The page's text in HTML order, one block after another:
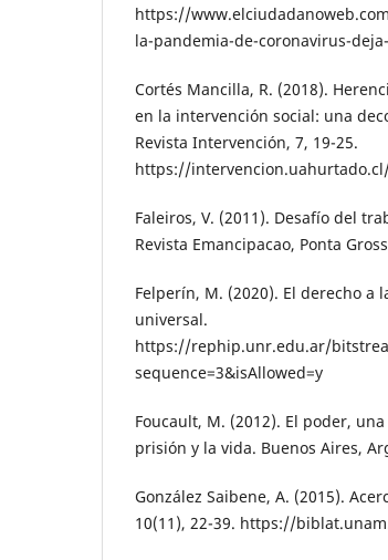
https://
la-pandemia-de-coronavirus-
Cortés Mancilla, R. (2018).
en la intervención social: una
Revista Intervención, 7, 19-25.
https://
Faleiros, V. (2011). Desafío del
Revista Emancipacao, Ponta
Felperín, M. (2020). El derecho a
universal.
https://rephip.unr.edu.ar/
sequence=3&isAllowed=y
Foucault, M. (2012). El poder,
prisión y la vida. Buenos Aires,
González Saibene, A. (2015).
10(11), 22-39. https://